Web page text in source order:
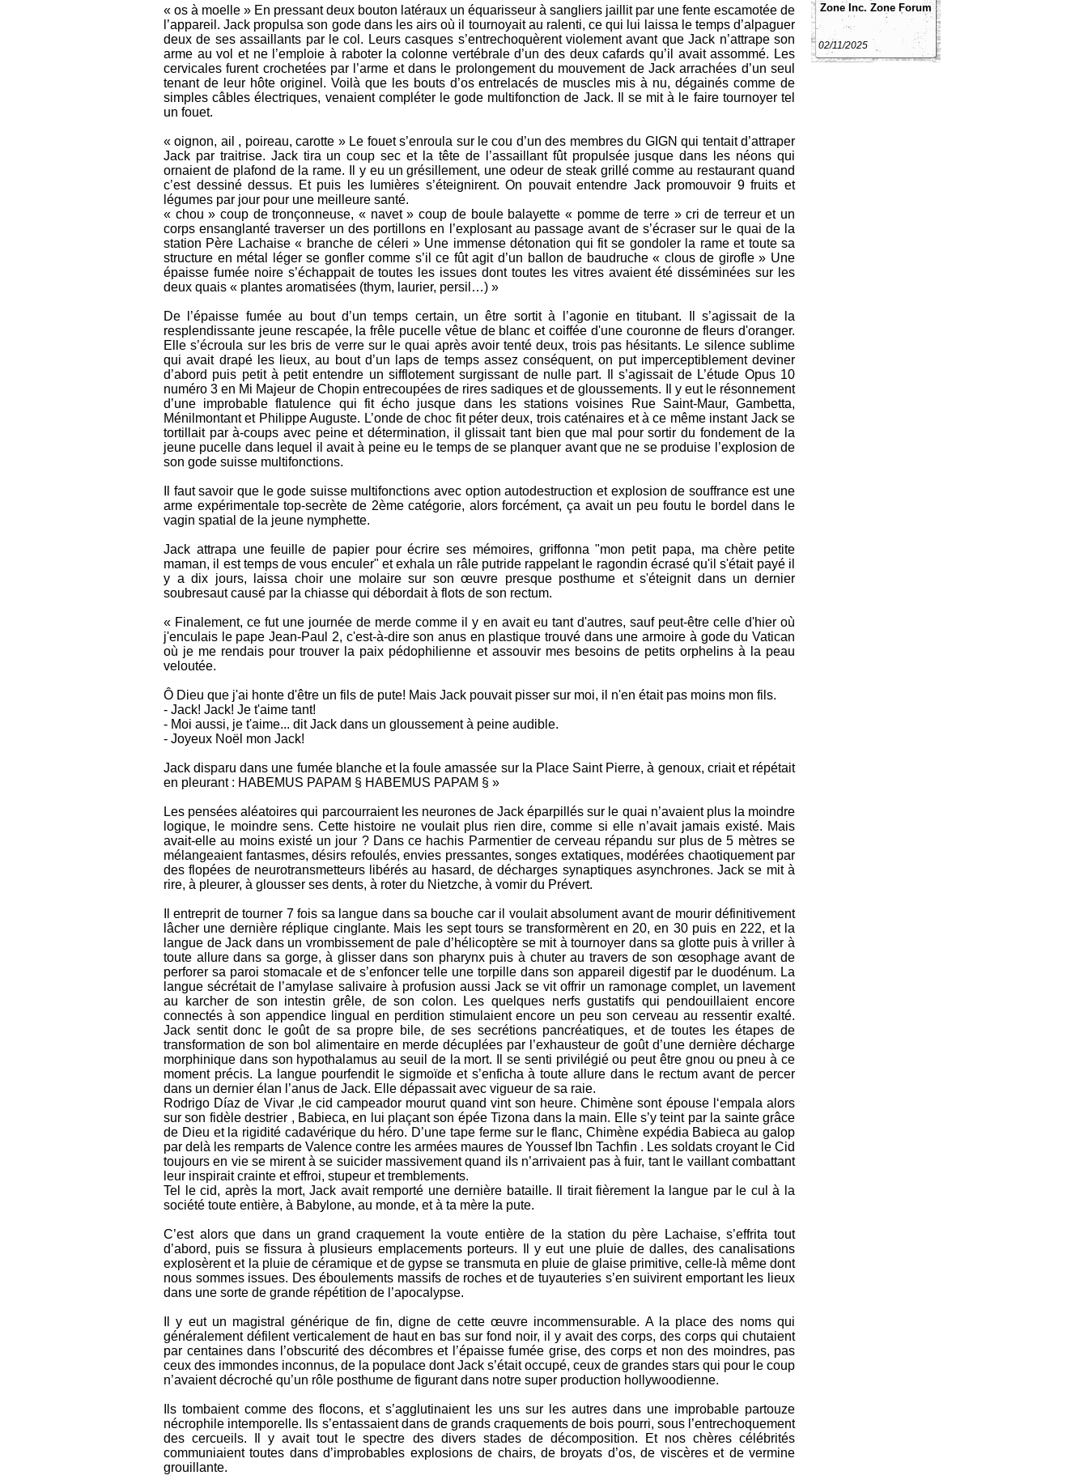
Zone Inc. Zone Forum
02/11/2025
« os à moelle » En pressant deux bouton latéraux un équarisseur à sangliers jaillit par une fente escamotée de
l’appareil. Jack propulsa son gode dans les airs où il tournoyait au ralenti, ce qui lui laissa le temps d’alpaguer
deux de ses assaillants par le col. Leurs casques s’entrechoquèrent violement avant que Jack n’attrape son
arme au vol et ne l’emploie à raboter la colonne vertébrale d’un des deux cafards qu’il avait assommé. Les
cervicales furent crochetées par l’arme et dans le prolongement du mouvement de Jack arrachées d’un seul
tenant de leur hôte originel. Voilà que les bouts d’os entrelacés de muscles mis à nu, dégainés comme de
simples câbles électriques, venaient compléter le gode multifonction de Jack. Il se mit à le faire tournoyer tel
un fouet.
« oignon, ail , poireau, carotte » Le fouet s’enroula sur le cou d’un des membres du GIGN qui tentait d’attraper
Jack par traitrise. Jack tira un coup sec et la tête de l’assaillant fût propulsée jusque dans les néons qui
ornaient de plafond de la rame. Il y eu un grésillement, une odeur de steak grillé comme au restaurant quand
c’est dessiné dessus. Et puis les lumières s’éteignirent. On pouvait entendre Jack promouvoir 9 fruits et
légumes par jour pour une meilleure santé.
« chou » coup de tronçonneuse, « navet » coup de boule balayette « pomme de terre » cri de terreur et un
corps ensanglanté traverser un des portillons en l’explosant au passage avant de s’écraser sur le quai de la
station Père Lachaise « branche de céleri » Une immense détonation qui fit se gondoler la rame et toute sa
structure en métal léger se gonfler comme s’il ce fût agit d’un ballon de baudruche « clous de girofle » Une
épaisse fumée noire s’échappait de toutes les issues dont toutes les vitres avaient été disséminées sur les
deux quais « plantes aromatisées (thym, laurier, persil…) »
De l’épaisse fumée au bout d’un temps certain, un être sortit à l’agonie en titubant. Il s’agissait de la
resplendissante jeune rescapée, la frêle pucelle vêtue de blanc et coiffée d'une couronne de fleurs d'oranger.
Elle s’écroula sur les bris de verre sur le quai après avoir tenté deux, trois pas hésitants. Le silence sublime
qui avait drapé les lieux, au bout d’un laps de temps assez conséquent, on put imperceptiblement deviner
d’abord puis petit à petit entendre un sifflotement surgissant de nulle part. Il s’agissait de L’étude Opus 10
numéro 3 en Mi Majeur de Chopin entrecoupées de rires sadiques et de gloussements. Il y eut le résonnement
d’une improbable flatulence qui fit écho jusque dans les stations voisines Rue Saint-Maur, Gambetta,
Ménilmontant et Philippe Auguste. L’onde de choc fit péter deux, trois caténaires et à ce même instant Jack se
tortillait par à-coups avec peine et détermination, il glissait tant bien que mal pour sortir du fondement de la
jeune pucelle dans lequel il avait à peine eu le temps de se planquer avant que ne se produise l’explosion de
son gode suisse multifonctions.
Il faut savoir que le gode suisse multifonctions avec option autodestruction et explosion de souffrance est une
arme expérimentale top-secrète de 2ème catégorie, alors forcément, ça avait un peu foutu le bordel dans le
vagin spatial de la jeune nymphette.
Jack attrapa une feuille de papier pour écrire ses mémoires, griffonna "mon petit papa, ma chère petite
maman, il est temps de vous enculer" et exhala un râle putride rappelant le ragondin écrasé qu'il s'était payé il
y a dix jours, laissa choir une molaire sur son œuvre presque posthume et s'éteignit dans un dernier
soubresaut causé par la chiasse qui débordait à flots de son rectum.
« Finalement, ce fut une journée de merde comme il y en avait eu tant d'autres, sauf peut-être celle d'hier où
j'enculais le pape Jean-Paul 2, c'est-à-dire son anus en plastique trouvé dans une armoire à gode du Vatican
où je me rendais pour trouver la paix pédophilienne et assouvir mes besoins de petits orphelins à la peau
veloutée.
Ô Dieu que j'ai honte d'être un fils de pute! Mais Jack pouvait pisser sur moi, il n'en était pas moins mon fils.
- Jack! Jack! Je t'aime tant!
- Moi aussi, je t'aime... dit Jack dans un gloussement à peine audible.
- Joyeux Noël mon Jack!
Jack disparu dans une fumée blanche et la foule amassée sur la Place Saint Pierre, à genoux, criait et répétait
en pleurant : HABEMUS PAPAM § HABEMUS PAPAM § »
Les pensées aléatoires qui parcourraient les neurones de Jack éparpillés sur le quai n’avaient plus la moindre
logique, le moindre sens. Cette histoire ne voulait plus rien dire, comme si elle n’avait jamais existé. Mais
avait-elle au moins existé un jour ? Dans ce hachis Parmentier de cerveau répandu sur plus de 5 mètres se
mélangeaient fantasmes, désirs refoulés, envies pressantes, songes extatiques, modérées chaotiquement par
des flopées de neurotransmetteurs libérés au hasard, de décharges synaptiques asynchrones. Jack se mit à
rire, à pleurer, à glousser ses dents, à roter du Nietzche, à vomir du Prévert.
Il entreprit de tourner 7 fois sa langue dans sa bouche car il voulait absolument avant de mourir définitivement
lâcher une dernière réplique cinglante. Mais les sept tours se transformèrent en 20, en 30 puis en 222, et la
langue de Jack dans un vrombissement de pale d’hélicoptère se mit à tournoyer dans sa glotte puis à vriller à
toute allure dans sa gorge, à glisser dans son pharynx puis à chuter au travers de son œsophage avant de
perforer sa paroi stomacale et de s’enfoncer telle une torpille dans son appareil digestif par le duodénum. La
langue sécrétait de l’amylase salivaire à profusion aussi Jack se vit offrir un ramonage complet, un lavement
au karcher de son intestin grêle, de son colon. Les quelques nerfs gustatifs qui pendouillaient encore
connectés à son appendice lingual en perdition stimulaient encore un peu son cerveau au ressentir exalté.
Jack sentit donc le goût de sa propre bile, de ses secrétions pancréatiques, et de toutes les étapes de
transformation de son bol alimentaire en merde décuplées par l’exhausteur de goût d’une dernière décharge
morphinique dans son hypothalamus au seuil de la mort. Il se senti privilégié ou peut être gnou ou pneu à ce
moment précis. La langue pourfendit le sigmoïde et s’enficha à toute allure dans le rectum avant de percer
dans un dernier élan l’anus de Jack. Elle dépassait avec vigueur de sa raie.
Rodrigo Díaz de Vivar ,le cid campeador mourut quand vint son heure. Chimène sont épouse l‘empala alors
sur son fidèle destrier , Babieca, en lui plaçant son épée Tizona dans la main. Elle s’y teint par la sainte grâce
de Dieu et la rigidité cadavérique du héro. D’une tape ferme sur le flanc, Chimène expédia Babieca au galop
par delà les remparts de Valence contre les armées maures de Youssef Ibn Tachfin . Les soldats croyant le Cid
toujours en vie se mirent à se suicider massivement quand ils n’arrivaient pas à fuir, tant le vaillant combattant
leur inspirait crainte et effroi, stupeur et tremblements.
Tel le cid, après la mort, Jack avait remporté une dernière bataille. Il tirait fièrement la langue par le cul à la
société toute entière, à Babylone, au monde, et à ta mère la pute.
C’est alors que dans un grand craquement la voute entière de la station du père Lachaise, s’effrita tout
d’abord, puis se fissura à plusieurs emplacements porteurs. Il y eut une pluie de dalles, des canalisations
explosèrent et la pluie de céramique et de gypse se transmuta en pluie de glaise primitive, celle-là même dont
nous sommes issues. Des éboulements massifs de roches et de tuyauteries s’en suivirent emportant les lieux
dans une sorte de grande répétition de l’apocalypse.
Il y eut un magistral générique de fin, digne de cette œuvre incommensurable. A la place des noms qui
généralement défilent verticalement de haut en bas sur fond noir, il y avait des corps, des corps qui chutaient
par centaines dans l’obscurité des décombres et l’épaisse fumée grise, des corps et non des moindres, pas
ceux des immondes inconnus, de la populace dont Jack s’était occupé, ceux de grandes stars qui pour le coup
n’avaient décroché qu’un rôle posthume de figurant dans notre super production hollywoodienne.
Ils tombaient comme des flocons, et s’agglutinaient les uns sur les autres dans une improbable partouze
nécrophile intemporelle. Ils s’entassaient dans de grands craquements de bois pourri, sous l’entrechoquement
des cercueils. Il y avait tout le spectre des divers stades de décomposition. Et nos chères célébrités
communiaient toutes dans d’improbables explosions de chairs, de broyats d’os, de viscères et de vermine
grouillante.